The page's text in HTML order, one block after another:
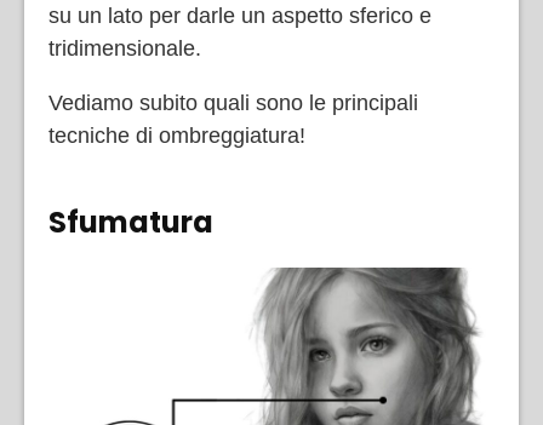
su un lato per darle un aspetto sferico e
tridimensionale.
Vediamo subito quali sono le principali
tecniche di ombreggiatura!
Sfumatura